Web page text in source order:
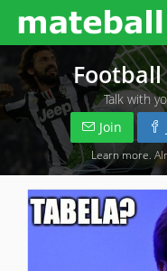
Talk with
Join
Learn more .